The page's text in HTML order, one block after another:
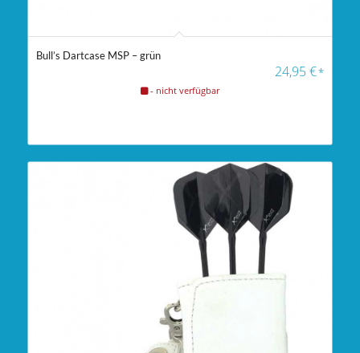
Bull’s Dartcase MSP – grün
24,95€*
- nicht verfügbar